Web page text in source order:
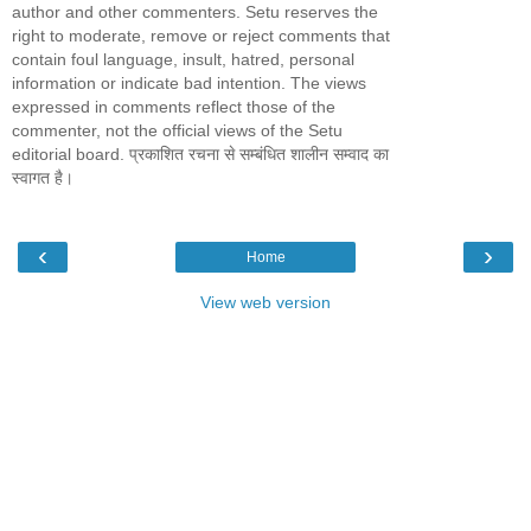
author and other commenters. Setu reserves the
right to moderate, remove or reject comments that
contain foul language, insult, hatred, personal
information or indicate bad intention. The views
expressed in comments reflect those of the
commenter, not the official views of the Setu
editorial board. प्रकाशित रचना से सम्बंधित शालीन सम्वाद का
स्वागत है।
‹ ›
Home
View web version